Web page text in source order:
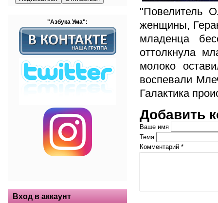
"Азбука Ума":
Вход в аккаунт
"Повелитель
женщины,
младенца
оттолкнула
молоко
воспевали
Галактика
Добавить
Ваше имя
Тема
Комментарий *